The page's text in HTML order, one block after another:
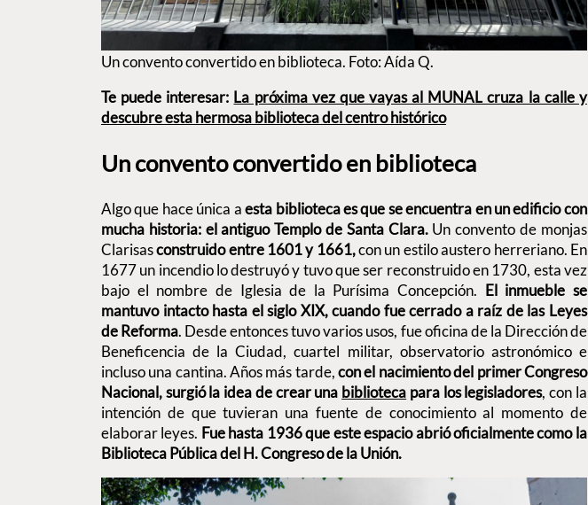
Un convento convertido en biblioteca. Foto: Aída Q.
Te puede interesar: La próxima vez que vayas al MUNAL cruza la calle y
descubre esta hermosa biblioteca del centro histórico
Un convento convertido en biblioteca
Algo que hace única aesta biblioteca es que se encuentra en un edificio con
mucha historia: el antiguo Templo de Santa Clara. Un convento de monjas
Clarisasconstruido entre 1601 y 1661,con un estilo austero herreriano. En
1677 un incendio lo destruyó y tuvo que ser reconstruido en 1730, esta vez
bajo el nombre de Iglesia de la Purísima Concepción. El inmueble se
mantuvo intacto hasta el siglo XIX, cuando fue cerrado a raíz de las Leyes
de Reforma. Desde entonces tuvo varios usos, fue oficina de la Dirección de
Beneficencia de la Ciudad, cuartel militar, observatorio astronómico e
incluso una cantina. Años más tarde,con el nacimiento del primer Congreso
Nacional, surgió la idea de crear una biblioteca para los legisladores, con la
intención de que tuvieran una fuente de conocimiento al momento de
elaborar leyes. Fue hasta 1936 que este espacio abrió oficialmente como la
Biblioteca Pública del H. Congreso de la Unión.